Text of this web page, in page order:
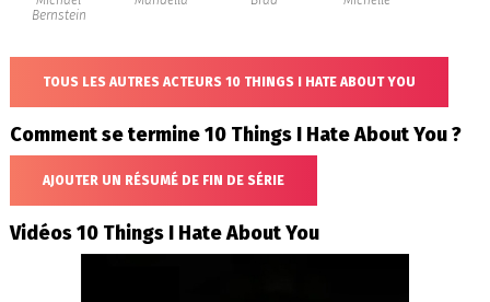
Bernstein
TOUS LES AUTRES ACTEURS 10 THINGS I HATE ABOUT YOU
Comment se termine 10 Things I Hate About You ?
AJOUTER UN RÉSUMÉ DE FIN DE SÉRIE
Vidéos 10 Things I Hate About You